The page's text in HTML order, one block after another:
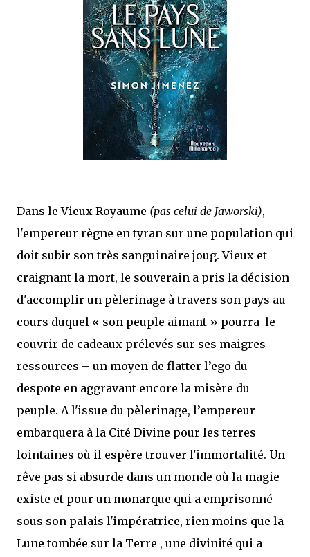
mettre sous tous les yeux. C'est cela...
Dans le Vieux Royaume (pas celui de Jaworski),
l'empereur règne en tyran sur une population qui
doit subir son très sanguinaire joug. Vieux et
craignant la mort, le souverain a pris la décision
d'accomplir un pèlerinage à travers son pays au
cours duquel « son peuple aimant » pourra le
couvrir de cadeaux prélevés sur ses maigres
ressources – un moyen de flatter l’ego du
despote en aggravant encore la misère du
peuple. A l'issue du pèlerinage, l’empereur
embarquera à la Cité Divine pour les terres
lointaines où il espère trouver l'immortalité. Un
rêve pas si absurde dans un monde où la magie
existe et pour un monarque qui a emprisonné
sous son palais l'impératrice, rien moins que la
Lune tombée sur la Terre , une divinité qui a